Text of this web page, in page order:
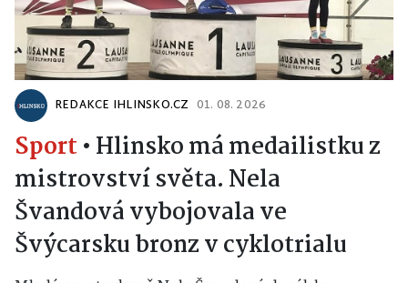
REDAKCE IHLINSKO.CZ 01. 08. 2026
Sport • Hlinsko má medailistku z
mistrovství světa. Nela
Švandová vybojovala ve
Švýcarsku bronz v cyklotrialu